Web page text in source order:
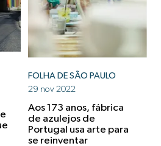
FOLHA DE SÃO PAULO
29 nov 2022
Aos 173 anos, fábrica
de azulejos de
Portugal usa arte para
se reinventar